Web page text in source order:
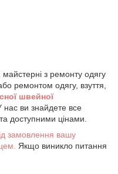
з ремонту одягу
ремонтом одягу, взуття,
швейної
нас ви знайдете все
доступними цінами.
замовлення вашу
Якщо виникло питання